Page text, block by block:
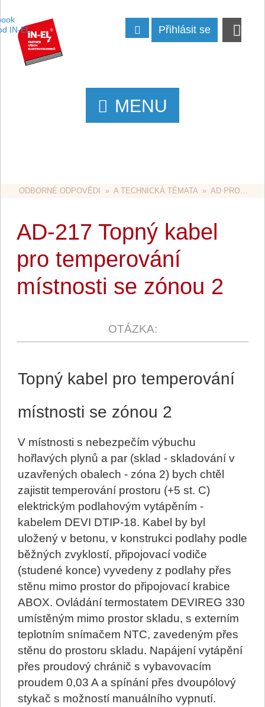
Přihlásit se
MENU
ODBORNÉ ODPOVĚDI
  »
A TECHNICKÁ TÉMATA
  »
AD PROSTŘEDÍ
AD-217 Topný kabel
pro temperování
místnosti se zónou 2
Topný kabel pro temperování
místnosti se zónou 2
V místnosti s nebezpečím výbuchu
hořlavých plynů a par (sklad - skladování v
uzavřených obalech - zóna 2) bych chtěl
zajistit temperování prostoru (+5 st. C)
elektrickým podlahovým vytápěním -
kabelem DEVI DTIP-18. Kabel by byl
uložený v betonu, v konstrukci podlahy podle
běžných zvyklostí, připojovací vodiče
(studené konce) vyvedeny z podlahy přes
stěnu mimo prostor do připojovací krabice
ABOX. Ovládání termostatem DEVIREG 330
umístěným mimo prostor skladu, s externím
teplotním snímačem NTC, zavedeným přes
stěnu do prostoru skladu. Napájení vytápění
přes proudový chránič s vybavovacím
proudem 0,03 A a spínání přes dvoupólový
stykač s možností manuálního vypnutí.